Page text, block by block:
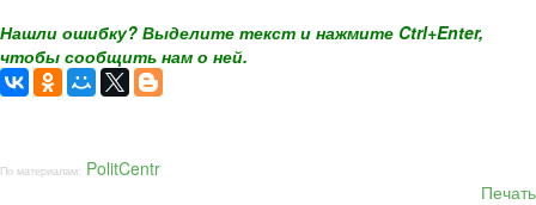
Нашли ошибку? Выделите текст и нажмите Ctrl+Enter,
чтобы сообщить нам о ней.
По материалам: PolitCentr
Печать